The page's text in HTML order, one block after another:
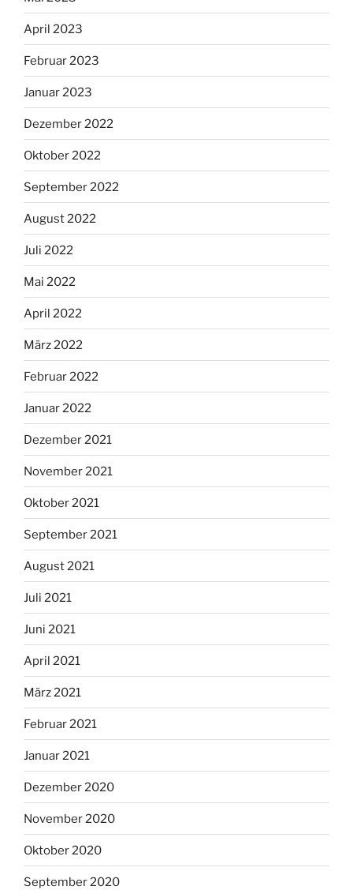
April 2023
Februar 2023
Januar 2023
Dezember 2022
Oktober 2022
September 2022
August 2022
Juli 2022
Mai 2022
April 2022
März 2022
Februar 2022
Januar 2022
Dezember 2021
November 2021
Oktober 2021
September 2021
August 2021
Juli 2021
Juni 2021
April 2021
März 2021
Februar 2021
Januar 2021
Dezember 2020
November 2020
Oktober 2020
September 2020